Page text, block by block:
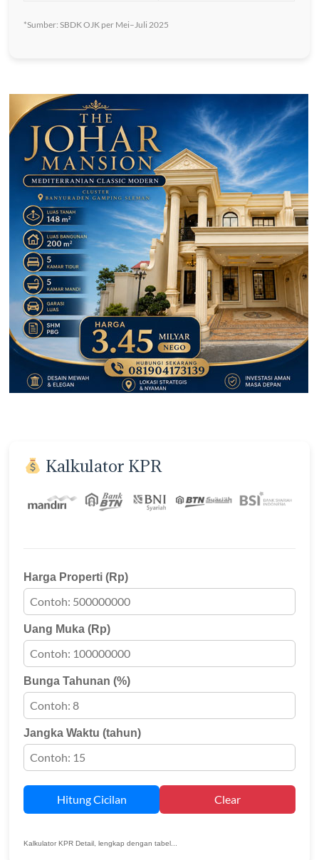
*Sumber: SBDK OJK per Mei–Juli 2025
Kalkulator KPR
Harga Properti (Rp)
Uang Muka (Rp)
Bunga Tahunan (%)
Jangka Waktu (tahun)
Hitung Cicilan Clear
Kalkulator KPR Detail, lengkap dengan tabel...